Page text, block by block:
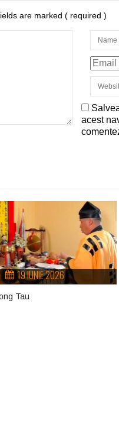
are marked ( required )
acest
19 IUNIE 2026
Tau